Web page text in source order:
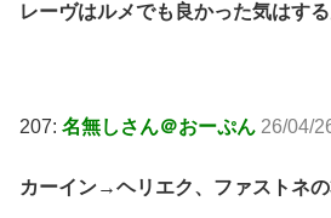
レーヴはルメでも良かった気はす
207: 名無しさん＠おーぷん 26/04/
カーイン→ヘリエク、ファストネ